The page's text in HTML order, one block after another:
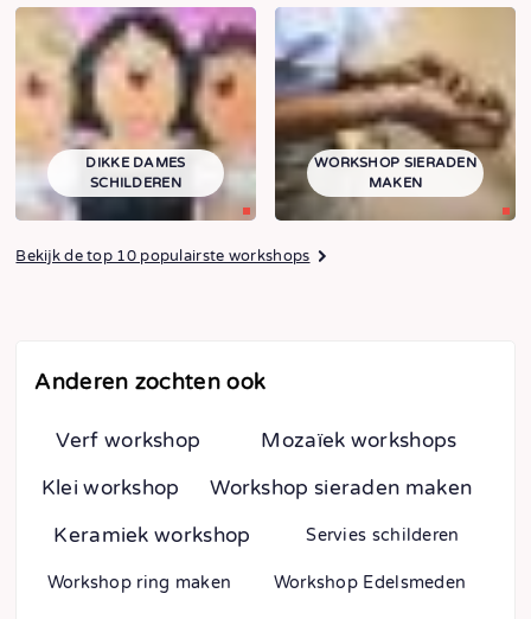
Anderen zochten ook
Verf workshop
Mozaïek workshops
Klei workshop
Workshop sieraden maken
Keramiek workshop
Servies schilderen
Workshop ring maken Workshop Edelsmeden
DIKKE DAMES
SCHILDEREN
WORKSHOP SIERADEN
MAKEN
Bekijk de top 10 populairste workshops